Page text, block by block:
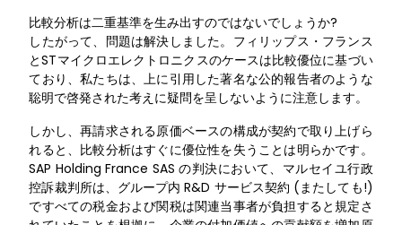
比較分析は二重基準を生み出すのではないでしょうか?
したがって、問題は解決しました。フィリップス・フランス
とSTマイクロエレクトロニクスのケースは比較優位に基づい
ており、私たちは、上に引用した著名な公的報告者のような
聡明で啓発された考えに疑問を呈しないように注意します。
しかし、再請求される原価ベースの構成が契約で取り上げら
れると、比較分析はすぐに優位性を失うことは明らかです。
SAP Holding France SAS の判決において、マルセイユ行政
控訴裁判所は、グループ内 R&D サービス契約 (またしても!)
ですべての税金および関税は関連当事者が負担すると規定さ